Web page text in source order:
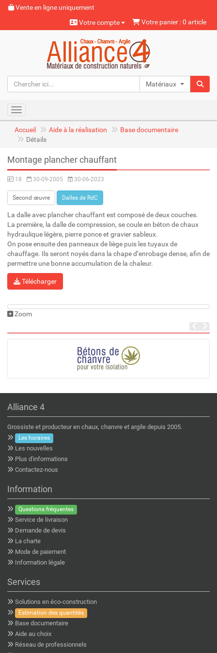
Vente en ligne uniquement
Votre compte
Votre panier : 0 article
Matériaux naturels
Toggle navigation
Accueil Aide à la réalisation
Base documentaire
Détails
Montage plancher chauffant
18 30-09-2005 30-06-2023
Second œuvre Dalles de RdC
La dalle avec plancher chauffant est composé de deux couches.
La première, la dalle de compression, se coule en béton de chaux
hydraulique légère, pierre ponce et gravier sableux.
On pose ensuite des panneaux de liège puis les tuyaux de
chauffage. Ils seront noyés dans la chape d’enrobage dense, afin de
permettre une bonne accumulation de la chaleur.
Télécharger
Zoom
Alliance 4
Grossiste et producteur en chaux, chanvre et argile depuis 2005.
Les horaires
Les nouvelles
Plus d'informations
Contactez-nous
Information
Questions fréquentes
Service de livraison
Demande de devis
La charte
Mode de paiement
Information légale
Services
Solutions en éco-construction
Estimation des quantités
Base documentaire
Aide au choix
Réseau de professionnels